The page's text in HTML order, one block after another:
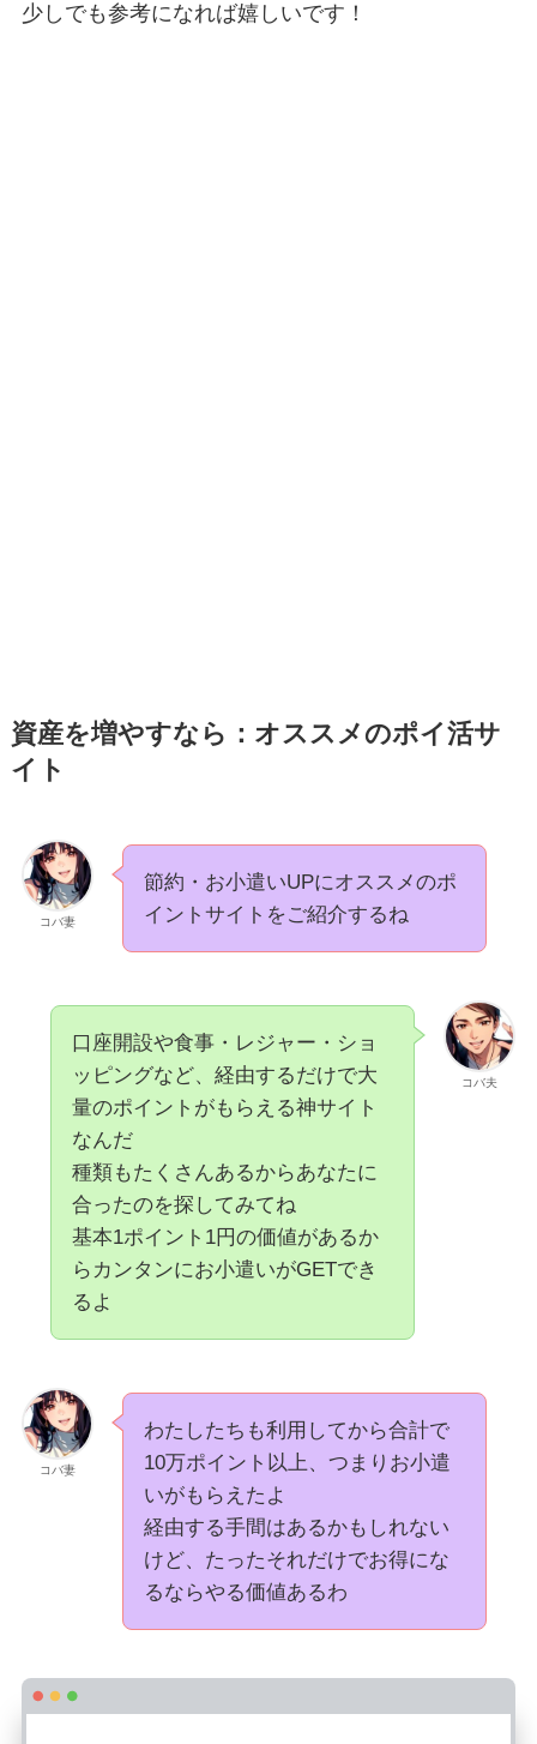
少しでも参考になれば嬉しいです！
資産を増やすなら：オススメのポイ活サ
イト
コバ妻
節約・お小遣いUPにオススメのポ
イントサイトをご紹介するね
コバ夫
口座開設や食事・レジャー・ショ
ッピングなど、経由するだけで大
量のポイントがもらえる神サイト
なんだ
種類もたくさんあるからあなたに
合ったのを探してみてね
基本1ポイント1円の価値があるか
らカンタンにお小遣いがGETでき
るよ
コバ妻
わたしたちも利用してから合計で
10万ポイント以上、つまりお小遣
いがもらえたよ
経由する手間はあるかもしれない
けど、たったそれだけでお得にな
るならやる価値あるわ